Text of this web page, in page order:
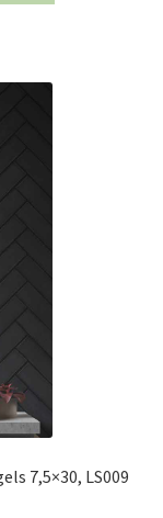
7,5×30, LS009